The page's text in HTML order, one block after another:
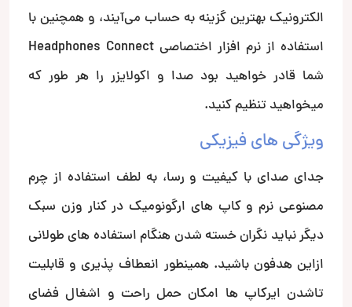
الکترونیک بهترین گزینه به حساب می‌آیند، و همچنین با
استفاده از نرم افزار اختصاصی Headphones Connect
شما قادر خواهید بود صدا و اکولایزر را هر طور که
میخواهید تنظیم کنید.
ویژگی های فیزیکی
جدای صدای با کیفیت و رسا، به لطف استفاده از چرم
مصنوعی نرم و کاپ های ارگونومیک در کنار وزن سبک
دیگر نباید نگران خسته شدن هنگام استفاده های طولانی
ازاین هدفون باشید. همینطور انعطاف پذیری و قابلیت
تاشدن ایرکاپ ها امکان حمل راحت و اشغال فضای